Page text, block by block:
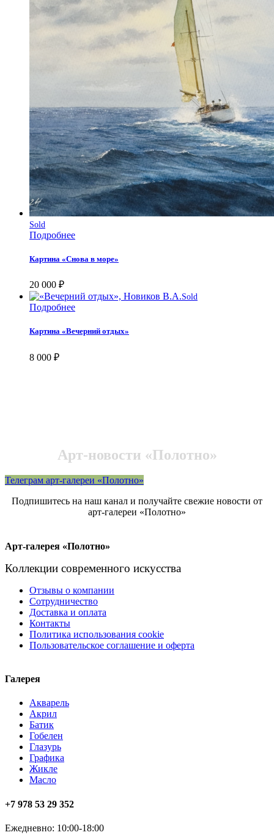
Sold
Подробнее
Картина «Снова в море»
20 000 ₽
Sold
Подробнее
Картина «Вечерний отдых»
8 000 ₽
Арт-новости «Полотно»
Телеграм арт-галереи «Полотно»
Подпишитесь на наш канал и получайте свежие новости от
арт-галереи «Полотно»
Арт-галерея «Полотно»
Коллекции современного искусства
Отзывы о компании
Сотрудничество
Доставка и оплата
Контакты
Политика использования cookie
Пользовательское соглашение и оферта
Галерея
Акварель
Акрил
Батик
Гобелен
Глазурь
Графика
Жикле
Масло
+7 978 53 29 352
Ежедневно: 10:00-18:00